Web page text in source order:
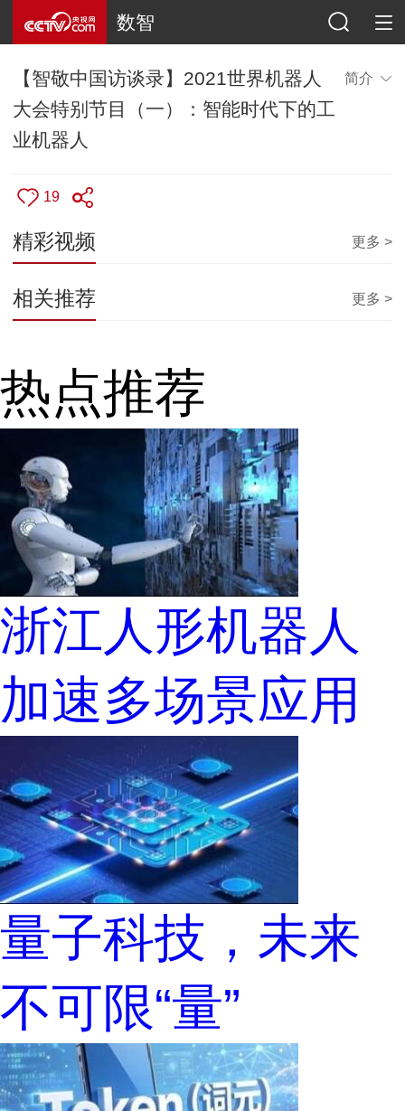
数智
【智敬中国访谈录】2021世界机器人
大会特别节目（一）：智能时代下的工
业机器人
简介
19
精彩视频 更多 >
相关推荐 更多 >
热点推荐
浙江人形机器人
加速多场景应用
量子科技，未来
不可限“量”